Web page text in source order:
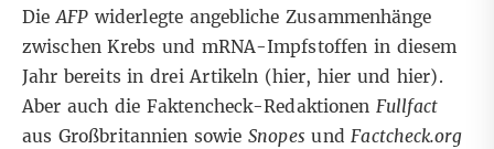
DieAFP widerlegte angebliche Zusammenhänge
zwischen Krebs und mRNA-Impfstoffen in diesem
Jahr bereits in drei Artikeln (hier,hier undhier).
Aber auch die Faktencheck-RedaktionenFullfact
aus Großbritannien sowieSnopes undFactcheck.org